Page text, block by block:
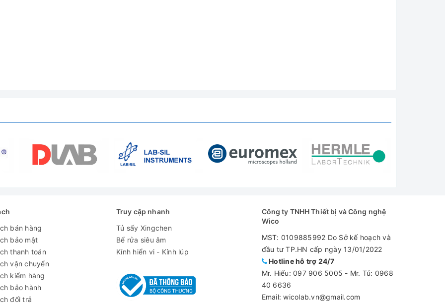
bán hàng
bảo mật
thanh toán
vận chuyển
kiểm hàng
bảo hành
đổi trả
Truy cập nhanh
Tủ sấy Xingchen
Bể rửa siêu âm
Kính hiển vi - Kính lúp
Công ty TNHH Thiết bị và Công nghệ
Wico
MST: 0109885992 Do Sở kế hoạch và
đầu tư TP.HN cấp ngày 13/01/2022
Hotline hỗ trợ 24/7
Mr. Hiếu: 097 906 5005 - Mr. Tú: 0968
40 6636
Email: wicolab.vn@gmail.com